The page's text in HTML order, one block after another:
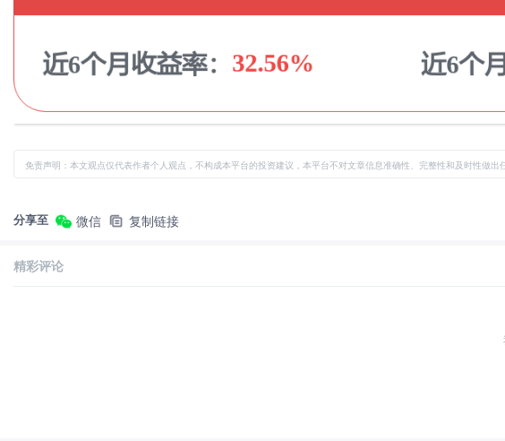
免责声明：本文观点仅代表作者个人观点，不构成本平台的投资建议，本平台不对文章信息准确性、完整性和及时性做出
分享至 微信 复制链接
精彩评论